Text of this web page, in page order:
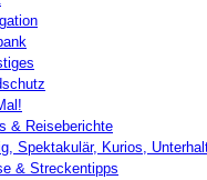
Reiseberichte
Spektakulär, Kurios,
& Streckentipps